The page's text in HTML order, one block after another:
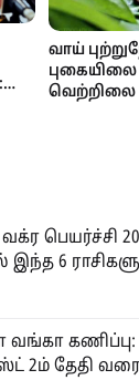
வாய்
வெற்றிலை
பெயர்ச்சி
இந்த 6
வங்கா
2ம் தேதி